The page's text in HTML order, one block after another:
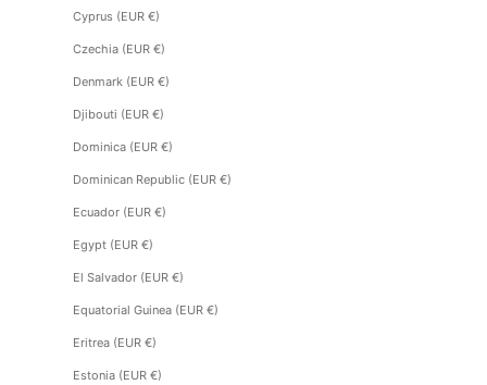
Cyprus (EUR €)
Czechia (EUR €)
Denmark (EUR €)
Djibouti (EUR €)
Dominica (EUR €)
Dominican Republic (EUR €)
Ecuador (EUR €)
Egypt (EUR €)
El Salvador (EUR €)
Equatorial Guinea (EUR €)
Eritrea (EUR €)
Estonia (EUR €)